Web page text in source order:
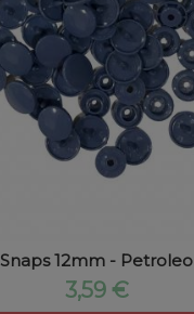
Snaps 12mm - Petroleo
3,59 €